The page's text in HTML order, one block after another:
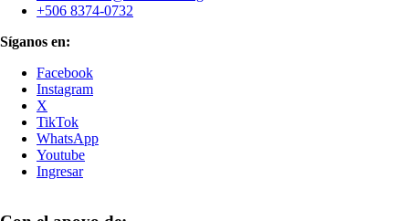
+506 8374-0732
Síganos en:
Facebook
Instagram
X
TikTok
WhatsApp
Youtube
Ingresar